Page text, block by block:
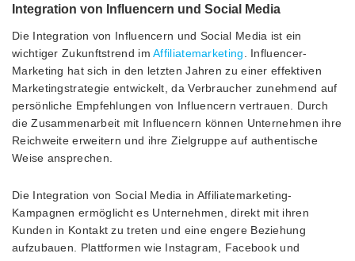
Integration von Influencern und Social Media
Die Integration von Influencern und Social Media ist ein
wichtiger Zukunftstrend imAffiliatemarketing . Influencer-
Marketing hat sich in den letzten Jahren zu einer effektiven
Marketingstrategie entwickelt, da Verbraucher zunehmend auf
persönliche Empfehlungen von Influencern vertrauen. Durch
die Zusammenarbeit mit Influencern können Unternehmen ihre
Reichweite erweitern und ihre Zielgruppe auf authentische
Weise ansprechen.
Die Integration von Social Media in Affiliatemarketing-
Kampagnen ermöglicht es Unternehmen, direkt mit ihren
Kunden in Kontakt zu treten und eine engere Beziehung
aufzubauen. Plattformen wie Instagram, Facebook und